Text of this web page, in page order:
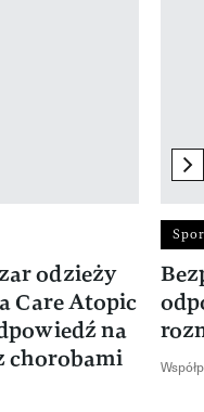
odzieży
Care Atopic
na
chorobami